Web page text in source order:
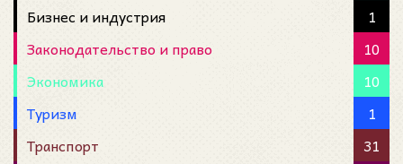
Бизнес и индустрия
1
Законодательство и право
10
Экономика
10
Туризм
1
Транспорт
31